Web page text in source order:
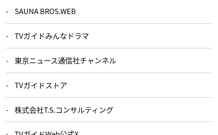
SAUNA BROS.WEB
TVガイドみんなドラマ
東京ニュース通信社チャンネル
TVガイドストア
株式会社T.S.コンサルティング